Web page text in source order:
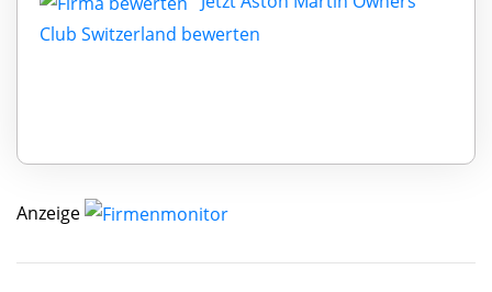
Club Switzerland bewerten
Anzeige